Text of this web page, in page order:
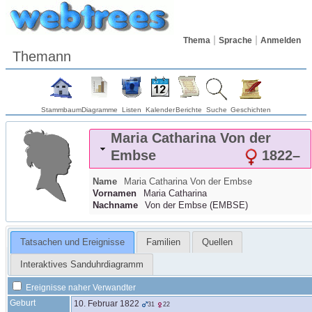
Thema Sprache Anmelden
Themann
StammbaumDiagramme Listen KalenderBerichte Suche Geschichten
Maria Catharina Von der
Embse
1822–
Name Maria Catharina Von der Embse
Vornamen
Maria Catharina
Nachname
Von der Embse (EMBSE)
Tatsachen und Ereignisse Familien Quellen
Interaktives Sanduhrdiagramm
Ereignisse naher Verwandter
Geburt
10. Februar 1822 31 22